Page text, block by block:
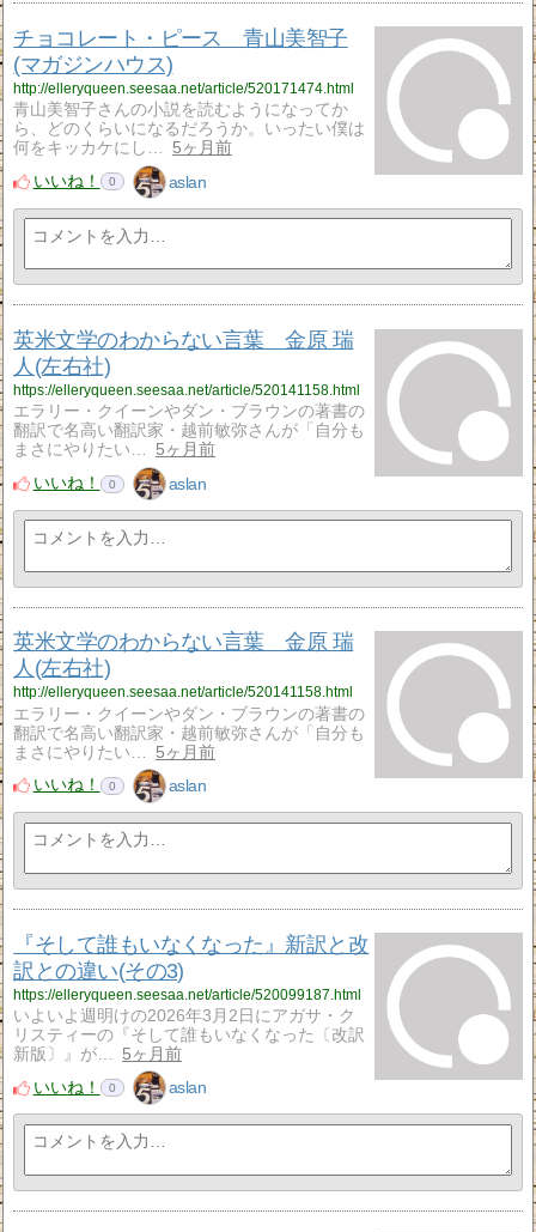
チョコレート・ピース 青山美智子
(マガジンハウス)
http://elleryqueen.seesaa.net/article/520171474.html
青山美智子さんの小説を読むようになってか
ら、どのくらいになるだろうか。いったい僕は
何をキッカケにし…
5ヶ月前
いいね！
0 aslan
英米文学のわからない言葉 金原 瑞
人(左右社)
https://elleryqueen.seesaa.net/article/520141158.html
エラリー・クイーンやダン・ブラウンの著書の
翻訳で名高い翻訳家・越前敏弥さんが「自分も
まさにやりたい…
5ヶ月前
いいね！
0 aslan
英米文学のわからない言葉 金原 瑞
人(左右社)
http://elleryqueen.seesaa.net/article/520141158.html
エラリー・クイーンやダン・ブラウンの著書の
翻訳で名高い翻訳家・越前敏弥さんが「自分も
まさにやりたい…
5ヶ月前
いいね！
0 aslan
『そして誰もいなくなった』新訳と改
訳との違い(その3)
https://elleryqueen.seesaa.net/article/520099187.html
いよいよ週明けの2026年3月2日にアガサ・ク
リスティーの『そして誰もいなくなった〔改訳
新版〕』が…
5ヶ月前
いいね！
0 aslan